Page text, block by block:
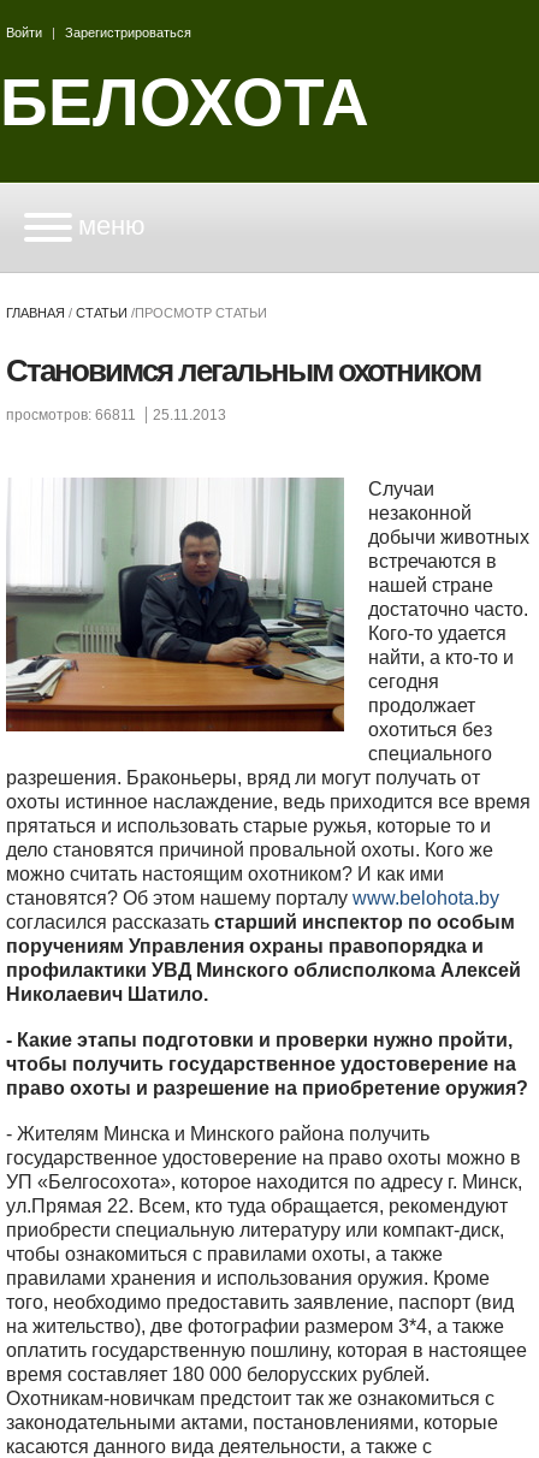
Войти | Зарегистрироваться
БЕЛОХОТА
меню
ГЛАВНАЯ / СТАТЬИ /ПРОСМОТР СТАТЬИ
Становимся легальным охотником
просмотров: 66811 25.11.2013
Случаи
незаконной
добычи животных
встречаются в
нашей стране
достаточно часто.
Кого-то удается
найти, а кто-то и
сегодня
продолжает
охотиться без
специального
разрешения. Браконьеры, вряд ли могут получать от
охоты истинное наслаждение, ведь приходится все время
прятаться и использовать старые ружья, которые то и
дело становятся причиной провальной охоты. Кого же
можно считать настоящим охотником? И как ими
становятся? Об этом нашему порталу www.belohota.by
согласился рассказать старший инспектор по особым
поручениям Управления охраны правопорядка и
профилактики УВД Минского облисполкома Алексей
Николаевич Шатило.
- Какие этапы подготовки и проверки нужно пройти,
чтобы получить государственное удостоверение на
право охоты и разрешение на приобретение оружия?
- Жителям Минска и Минского района получить
государственное удостоверение на право охоты можно в
УП «Белгосохота», которое находится по адресу г. Минск,
ул.Прямая 22. Всем, кто туда обращается, рекомендуют
приобрести специальную литературу или компакт-диск,
чтобы ознакомиться с правилами охоты, а также
правилами хранения и использования оружия. Кроме
того, необходимо предоставить заявление, паспорт (вид
на жительство), две фотографии размером 3*4, а также
оплатить государственную пошлину, которая в настоящее
время составляет 180 000 белорусских рублей.
Охотникам-новичкам предстоит так же ознакомиться с
законодательными актами, постановлениями, которые
касаются данного вида деятельности, а также с